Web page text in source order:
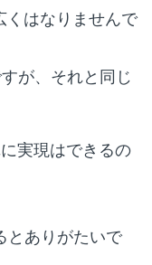
くはなりませんで
が、それと同じ
実現はできるの
とありがたいで